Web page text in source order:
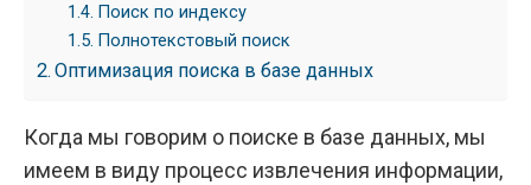
Поиск по индексу
Полнотекстовый поиск
Оптимизация поиска в базе данных
Когда мы говорим о поиске в базе данных, мы
имеем в виду процесс извлечения информации,